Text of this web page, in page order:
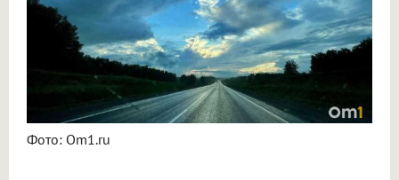
Фото: Om1.ru